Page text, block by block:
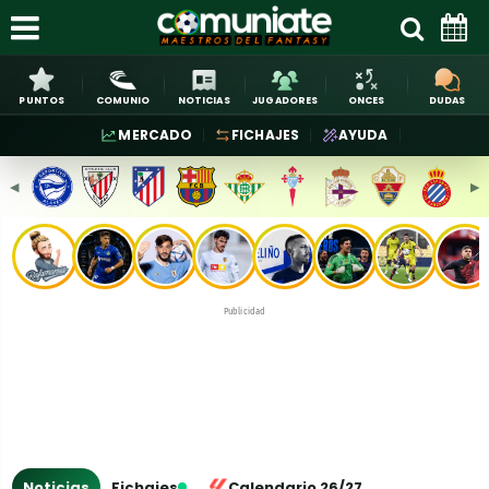
PUNTOS COMUNIO NOTICIAS JUGADORES ONCES DUDAS
MERCADO FICHAJES AYUDA
◀︎ ▶︎
Publicidad